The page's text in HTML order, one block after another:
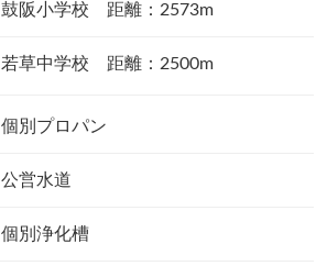
鼓阪小学校 距離：2573m
若草中学校 距離：2500m
個別プロパン
公営水道
個別浄化槽